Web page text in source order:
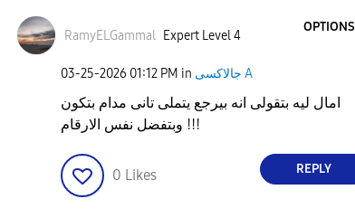
RamyELGammal Expert Level 4
OPTIONS
‎03-25-2026 01:12 PM in جالاكسى A
امال ليه بتقولى انه بيرجع يتملى تانى مدام بتكون
وبتفضل نفس الارقام !!!
0 Likes REPLY